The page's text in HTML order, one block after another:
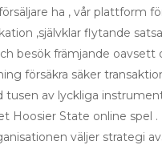
ha , vår plattform
,självklar flytande
besök främjande oavsett
försäkra säker
tusen av lyckliga
Hoosier State online spel
väljer strategi